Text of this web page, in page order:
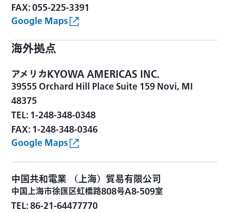
FAX: 055-225-3391
Google Maps
海外拠点
アメリカKYOWA AMERICAS INC.
39555 Orchard Hill Place Suite 159 Novi, MI
48375
TEL: 1-248-348-0348
FAX: 1-248-348-0346
Google Maps
中国共和電業 （上海）貿易有限公司
中国上海市徐匯区虹橋路808号A8-509室
TEL: 86-21-64477770